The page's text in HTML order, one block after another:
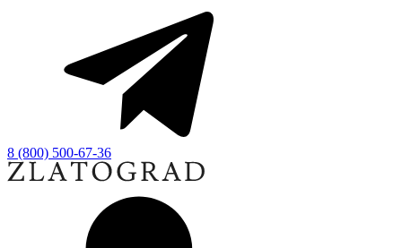
8 (800) 500-67-36